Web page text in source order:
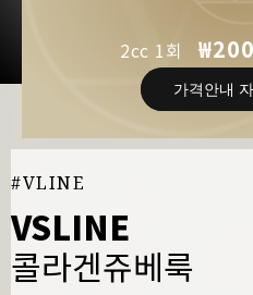
2cc 1회
가격안내
#VLINE
VSLINE
콜라겐쥬베룩